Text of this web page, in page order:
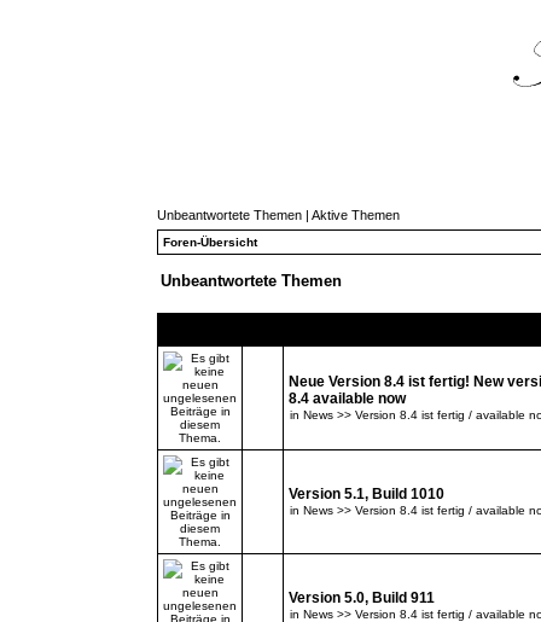
Unbeantwortete Themen | Aktive Themen
Foren-Übersicht
Unbeantwortete Themen
Neue Version 8.4 ist fertig! New
8.4 available now
in News >> Version 8.4 ist fertig / available
Version 5.1, Build 1010
in News >> Version 8.4 ist fertig / available
Version 5.0, Build 911
in News >> Version 8.4 ist fertig / available